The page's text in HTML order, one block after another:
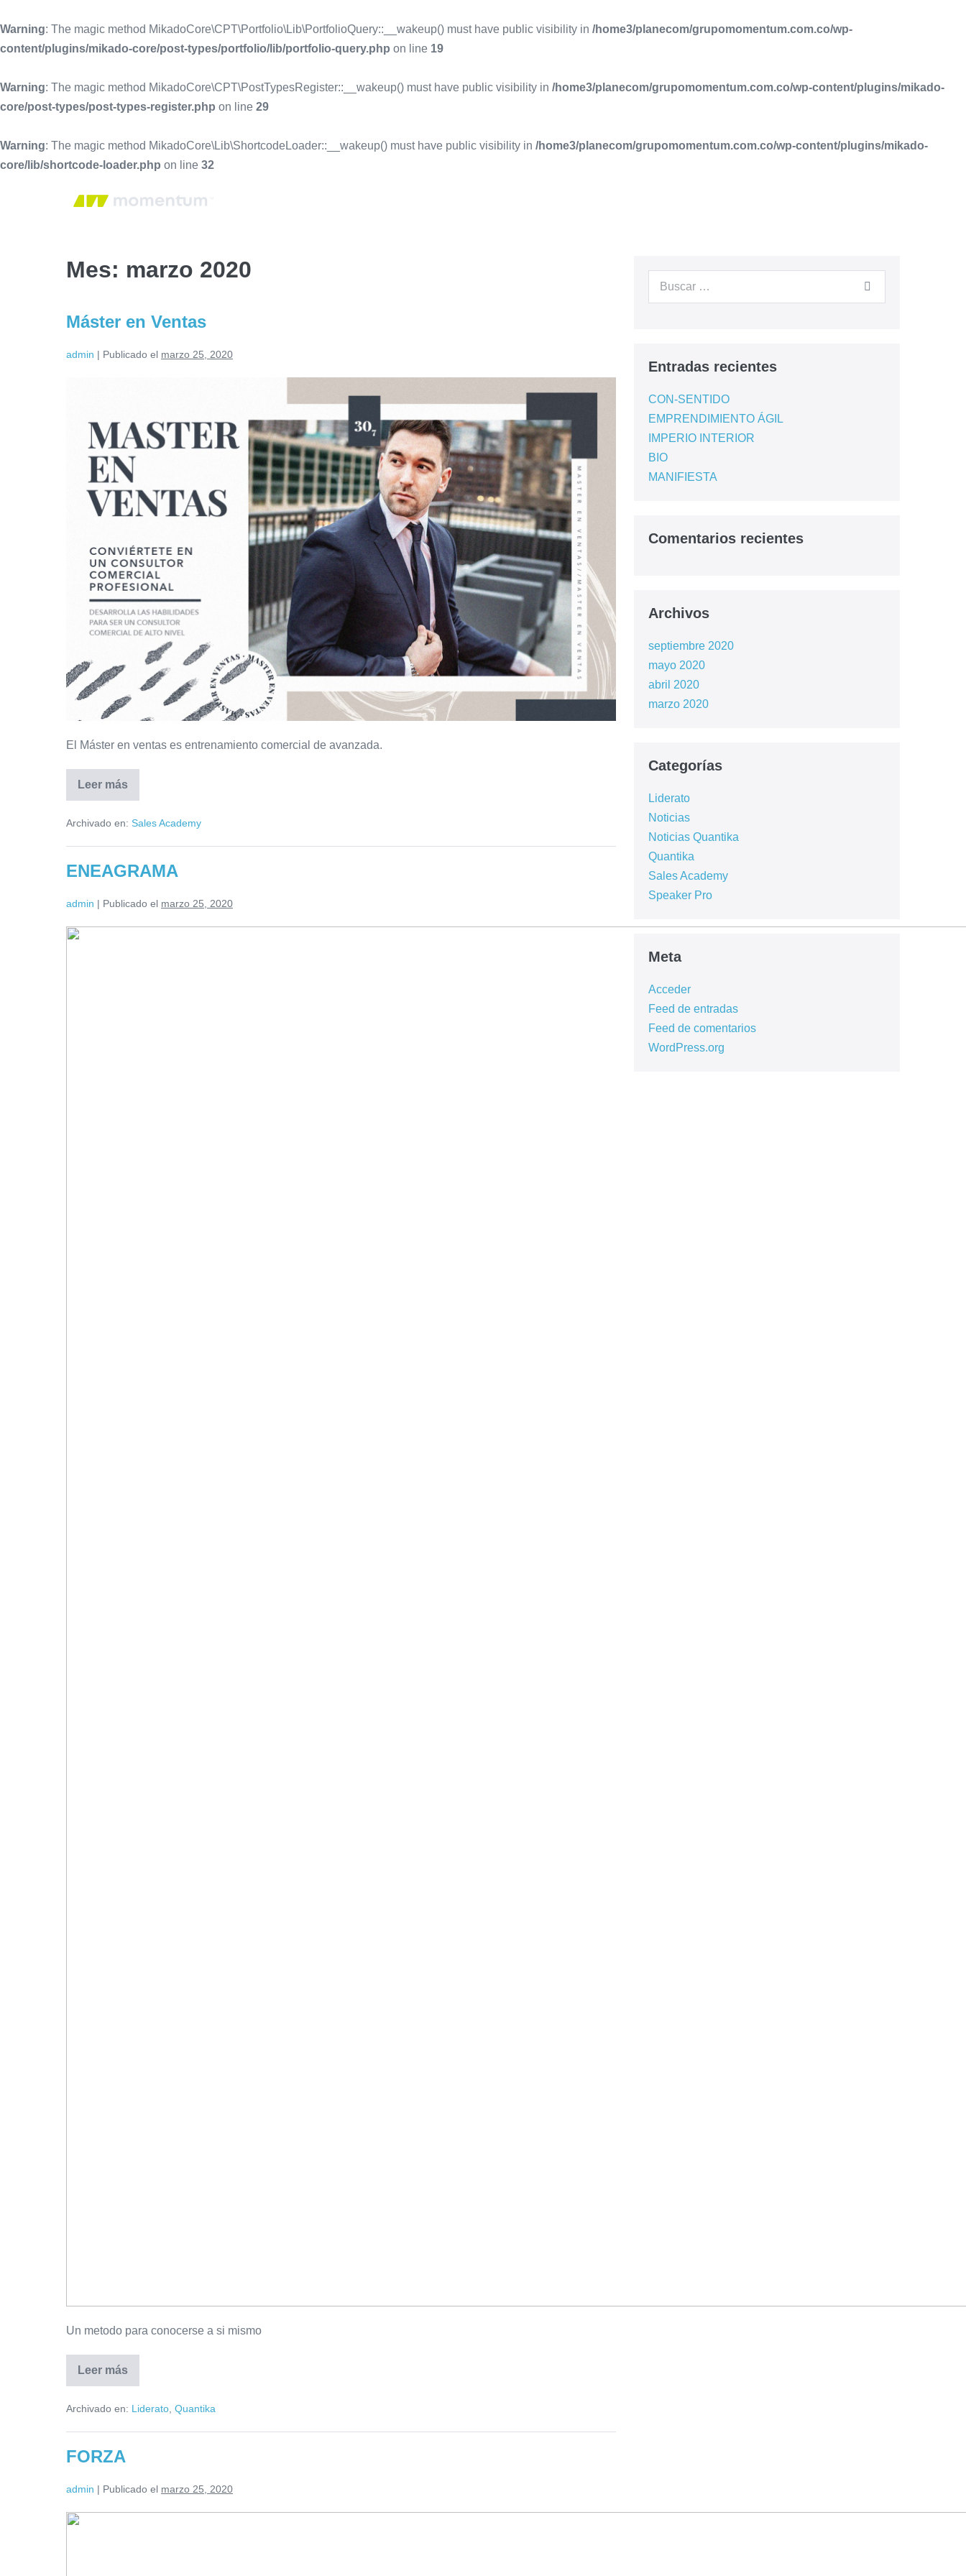
Warning: The magic method MikadoCore\CPT\Portfolio\Lib\PortfolioQuery::__wakeup() must have public visibility in /home3/planecom/grupomomentum.com.co/wp-
content/plugins/mikado-core/post-types/portfolio/lib/portfolio-query.php on line 19
Warning: The magic method MikadoCore\CPT\PostTypesRegister::__wakeup() must have public visibility in /home3/planecom/grupomomentum.com.co/wp-content/plugins/mikado-
core/post-types/post-types-register.php on line 29
Warning: The magic method MikadoCore\Lib\ShortcodeLoader::__wakeup() must have public visibility in /home3/planecom/grupomomentum.com.co/wp-content/plugins/mikado-
core/lib/shortcode-loader.php on line 32
Mes: marzo 2020
Máster en Ventas
admin | Publicado el marzo 25, 2020
El Máster en ventas es entrenamiento comercial de avanzada.
Leer más
Archivado en: Sales Academy
ENEAGRAMA
admin | Publicado el marzo 25, 2020
Un metodo para conocerse a si mismo
Leer más
Archivado en: Liderato Quantika
FORZA
admin | Publicado el marzo 25, 2020
Entradas recientes
CON-SENTIDO
EMPRENDIMIENTO ÁGIL
IMPERIO INTERIOR
BIO
MANIFIESTA
Comentarios recientes
Archivos
septiembre 2020
mayo 2020
abril 2020
marzo 2020
Categorías
Liderato
Noticias
Noticias Quantika
Quantika
Sales Academy
Speaker Pro
Meta
Acceder
Feed de entradas
Feed de comentarios
WordPress.org